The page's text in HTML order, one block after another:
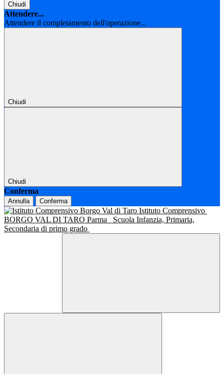
Chiudi
Attendere...
Attendere il completamento dell'operazione...
Chiudi
Chiudi
Conferma
Annulla Conferma
Istituto Comprensivo
BORGO VAL DI TARO Parma
Scuola Infanzia, Primaria,
Secondaria di primo grado